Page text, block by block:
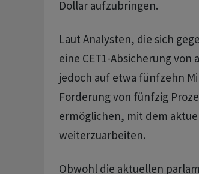
Dollar aufzubringen.
Laut Analysten, die sich
eine CET1-Absicherung von
jedoch auf etwa fünfzehn
Forderung von fünfzig
ermöglichen, mit dem
weiterzuarbeiten.
Obwohl die aktuellen